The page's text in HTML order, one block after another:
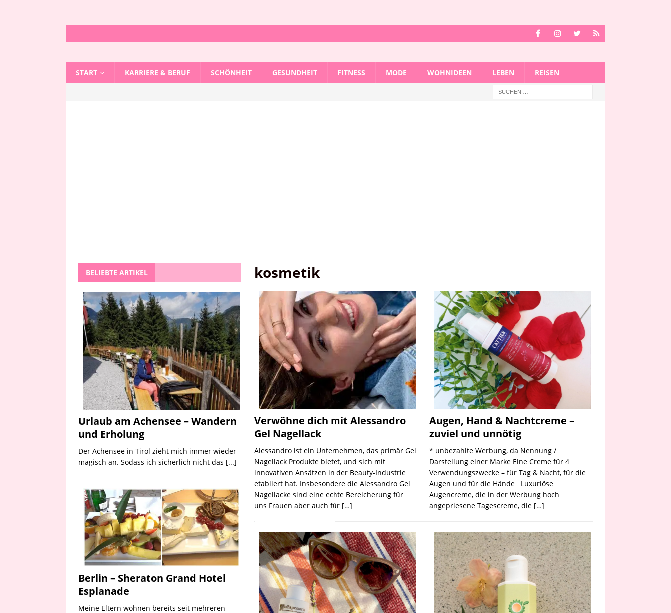
START KARRIERE & BERUF SCHÖNHEIT GESUNDHEIT FITNESS MODE WOHNIDEEN LEBEN REISEN
kosmetik
Verwöhne dich mit Alessandro
Gel Nagellack
Alessandro ist ein Unternehmen, das primär Gel
Nagellack Produkte bietet, und sich mit
innovativen Ansätzen in der Beauty-Industrie
etabliert hat. Insbesondere die Alessandro Gel
Nagellacke sind eine echte Bereicherung für
uns Frauen aber auch für […]
Augen, Hand & Nachtcreme –
zuviel und unnötig
* unbezahlte Werbung, da Nennung /
Darstellung einer Marke Eine Creme für 4
Verwendungszwecke – für Tag & Nacht, für die
Augen und für die Hände Luxuriöse
Augencreme, die in der Werbung hoch
angepriesene Tagescreme, die […]
BELIEBTE ARTIKEL
Urlaub am Achensee – Wandern
und Erholung
Der Achensee in Tirol zieht mich immer wieder
magisch an. Sodass ich sicherlich nicht das [...]
Berlin – Sheraton Grand Hotel
Esplanade
Meine Eltern wohnen bereits seit mehreren